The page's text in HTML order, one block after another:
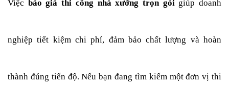
Việc báo giá thi công nhà xưởng trọn gói giúp doanh
nghiệp tiết kiệm chi phí, đảm bảo chất lượng và hoàn
thành đúng tiến độ. Nếu bạn đang tìm kiếm một đơn vị thi